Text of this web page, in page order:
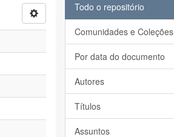
Todo o repositório
Comunidades e Coleções
Por data do documento
Autores
Títulos
Assuntos